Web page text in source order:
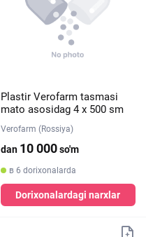
Plastir Verofarm tasmasi
mato asosidag 4 х 500 sm
Verofarm (Rossiya)
dan 10 000so'm
в 6 dorixonalarda
Dorixonalardagi narxlar